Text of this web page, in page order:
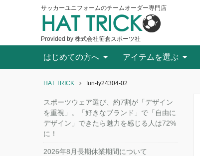
サッカーユニフォームのチームオーダー専門店
HAT TRICK
Provided by 株式会社笹倉スポーツ社
はじめての方へ アイテムを選ぶ
HAT TRICK fun-fy24304-02
スポーツウェア選び、約7割が「デザイン
を重視」。「好きなブランド」で「自由に
デザイン」できたら魅力を感じる人は72%
に！
2026年8月長期休業期間について